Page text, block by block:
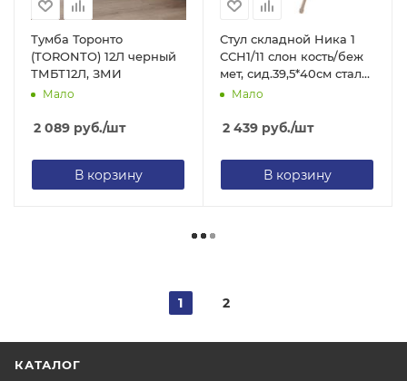
Тумба Торонто
(TORONTO) 12Л черный
ТМБТ12Л, ЗМИ
Мало
2 089 руб./шт
В корзину
Стул складной Ника 1
ССН1/11 слон кость/беж
мет, сид.39,5*40см сталь/
экокожа, h=48см до
Мало
2 439 руб./шт
В корзину
1 2
КАТАЛОГ